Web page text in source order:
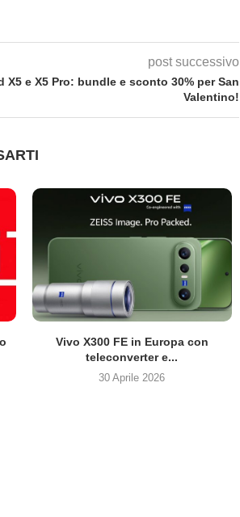
post successivo
X5 e X5 Pro: bundle e sconto 30% per San
Valentino!
Vivo X300 FE in Europa con
teleconverter e...
30 Aprile 2026